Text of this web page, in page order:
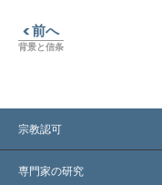
前へ
背景と信条
宗教認可
アメリカ
専門家の研究